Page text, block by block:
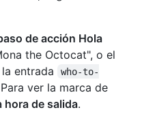
de acción Hola
the Octocat", o el
entrada
who-to-
ver la marca de
hora de salida.